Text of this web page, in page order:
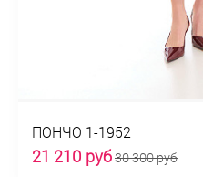
ПОНЧО 1-1952
21 210 руб30 300 руб